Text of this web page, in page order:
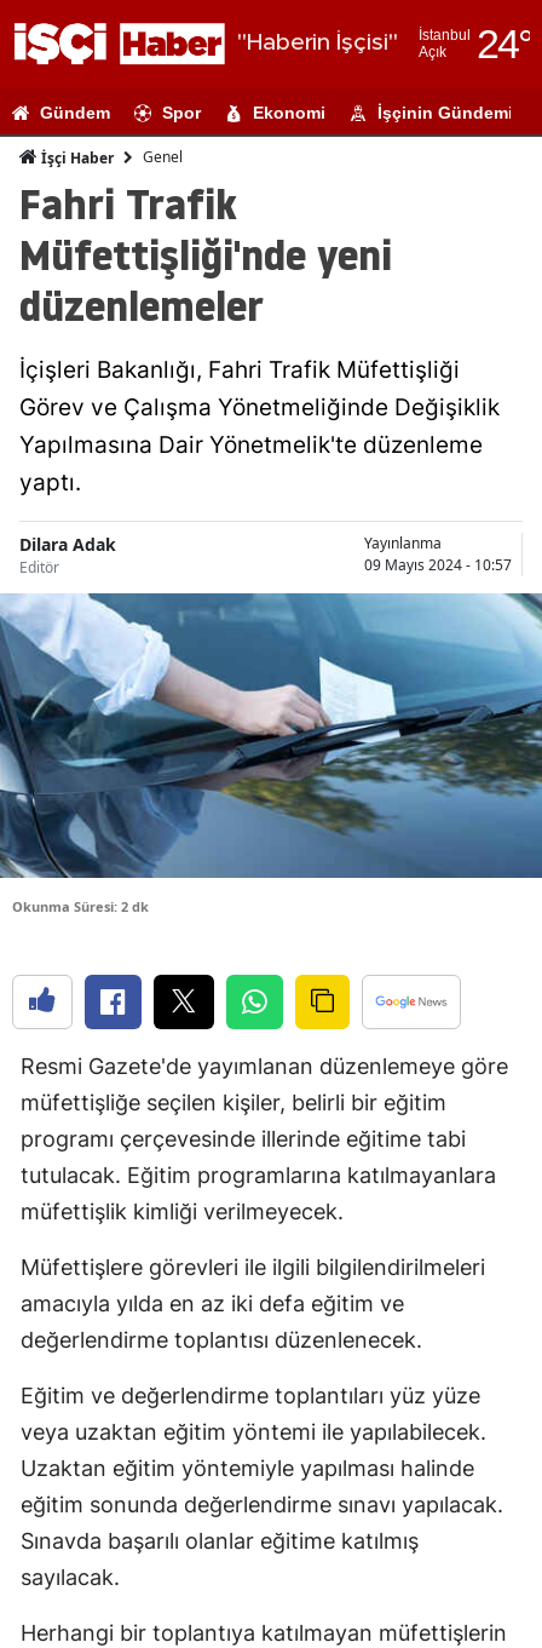
"Haberin İşçisi"
İstanbul
Açık
24°
Adıyaman
Antalya
Artvin
Balıkesir
Bilecik
Bolu
Burdur
Diyarbakır
Edirne
Elazığ
Erzurum
Giresun
Gümüşhane
Hakkari
Gündem Spor Ekonomi İşçinin Gündemi
İşçi Haber Genel
Fahri Trafik
Müfettişliği'nde yeni
düzenlemeler
İçişleri Bakanlığı, Fahri Trafik Müfettişliği
Görev ve Çalışma Yönetmeliğinde Değişiklik
Yapılmasına Dair Yönetmelik'te düzenleme
yaptı.
Dilara Adak
Editör
Yayınlanma
09 Mayıs 2024 - 10:57
Okunma Süresi: 2 dk
Resmi Gazete'de yayımlanan düzenlemeye göre
müfettişliğe seçilen kişiler, belirli bir eğitim
programı çerçevesinde illerinde eğitime tabi
tutulacak. Eğitim programlarına katılmayanlara
müfettişlik kimliği verilmeyecek.
Müfettişlere görevleri ile ilgili bilgilendirilmeleri
amacıyla yılda en az iki defa eğitim ve
değerlendirme toplantısı düzenlenecek.
Eğitim ve değerlendirme toplantıları yüz yüze
veya uzaktan eğitim yöntemi ile yapılabilecek.
Uzaktan eğitim yöntemiyle yapılması halinde
eğitim sonunda değerlendirme sınavı yapılacak.
Sınavda başarılı olanlar eğitime katılmış
sayılacak.
Herhangi bir toplantıya katılmayan müfettişlerin